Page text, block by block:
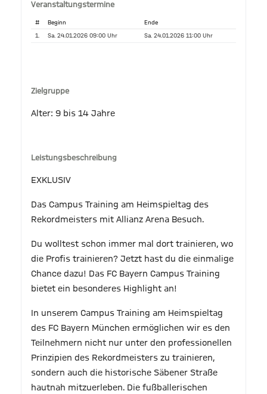
Veranstaltungstermine
# Beginn Ende
1. Sa. 24.01.2026 09:00 Uhr Sa. 24.01.2026 11:00 Uhr
Zielgruppe
Alter: 9 bis 14 Jahre
Leistungsbeschreibung
EXKLUSIV
Das Campus Training am Heimspieltag des
Rekordmeisters mit Allianz Arena Besuch.
Du wolltest schon immer mal dort trainieren, wo
die Profis trainieren? Jetzt hast du die einmalige
Chance dazu! Das FC Bayern Campus Training
bietet ein besonderes Highlight an!
In unserem Campus Training am Heimspieltag
des FC Bayern München ermöglichen wir es den
Teilnehmern nicht nur unter den professionellen
Prinzipien des Rekordmeisters zu trainieren,
sondern auch die historische Säbener Straße
hautnah mitzuerleben. Die fußballerischen